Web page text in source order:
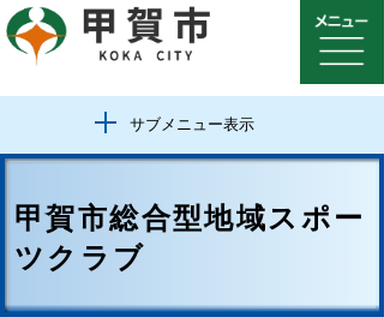
サブメニュー表示
甲賀市総合型地域スポー
ツクラブ